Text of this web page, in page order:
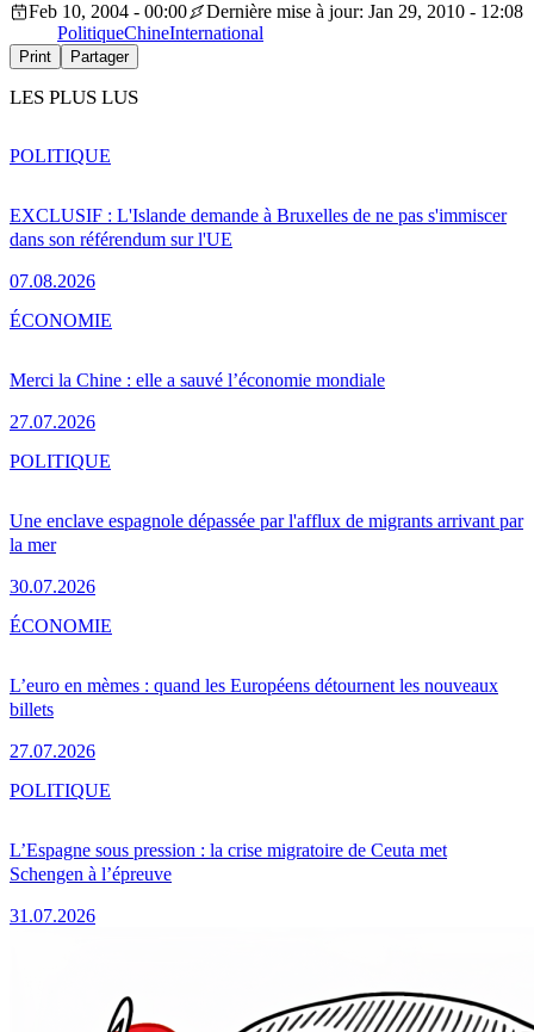
Feb 10, 2004 - 00:00
Dernière mise à jour: Jan 29, 2010 - 12:08
PolitiqueChineInternational
Print Partager
LES PLUS LUS
EXCLUSIF : L'Islande demande à Bruxelles de ne pas s'immiscer
dans son référendum sur l'UE
07.08.2026
POLITIQUE
Merci la Chine : elle a sauvé l’économie mondiale
27.07.2026
ÉCONOMIE
Une enclave espagnole dépassée par l'afflux de migrants arrivant par
la mer
30.07.2026
POLITIQUE
L’euro en mèmes : quand les Européens détournent les nouveaux
billets
27.07.2026
ÉCONOMIE
L’Espagne sous pression : la crise migratoire de Ceuta met
Schengen à l’épreuve
31.07.2026
POLITIQUE